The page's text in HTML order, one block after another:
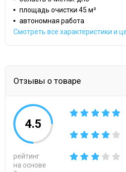
площадь очистки 45 м²
автономная работа
Смотреть все характеристики и
Отзывы о товаре
4.5
рейтинг
на основе